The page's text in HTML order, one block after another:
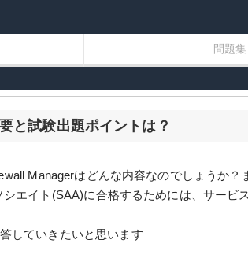
問題集
と試験出題ポイントは？
Managerはどんな内容なのでしょうか？
エイト(SAA)に合格するためには、サービ
していきたいと思います